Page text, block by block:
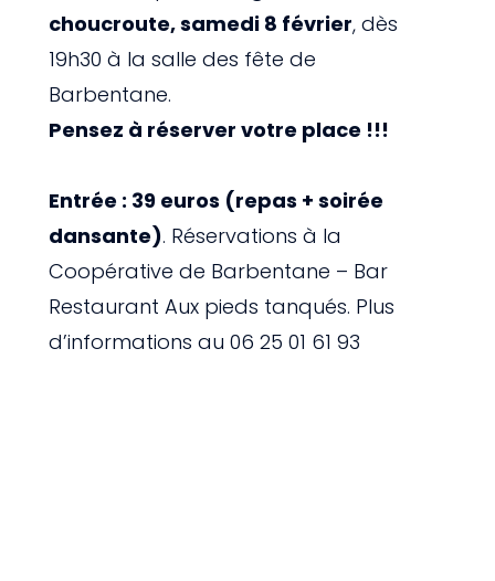
choucroute, samedi 8 février, dès
19h30 à la salle des fête de
Barbentane.
Pensez à réserver votre place !!!
Entrée : 39 euros (repas + soirée
dansante). Réservations à la
Coopérative de Barbentane – Bar
Restaurant Aux pieds tanqués. Plus
d’informations au 06 25 01 61 93